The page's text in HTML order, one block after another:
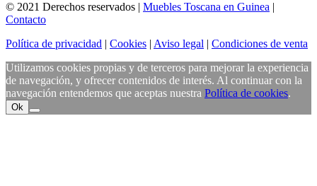
© 2021 Derechos reservados | Muebles Toscana en Guinea |
Contacto
Política de privacidad | Cookies | Aviso legal | Condiciones de venta
Utilizamos cookies propias y de terceros para mejorar la experiencia
de navegación, y ofrecer contenidos de interés. Al continuar con la
navegación entendemos que aceptas nuestra Política de cookies.
Ok